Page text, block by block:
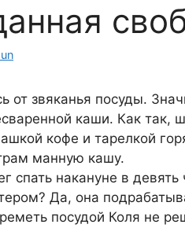
от звяканья посуды.
каши. Как так,
кофе и тарелкой
манную кашу.
спать накануне в
Да, она
посудой Коля не